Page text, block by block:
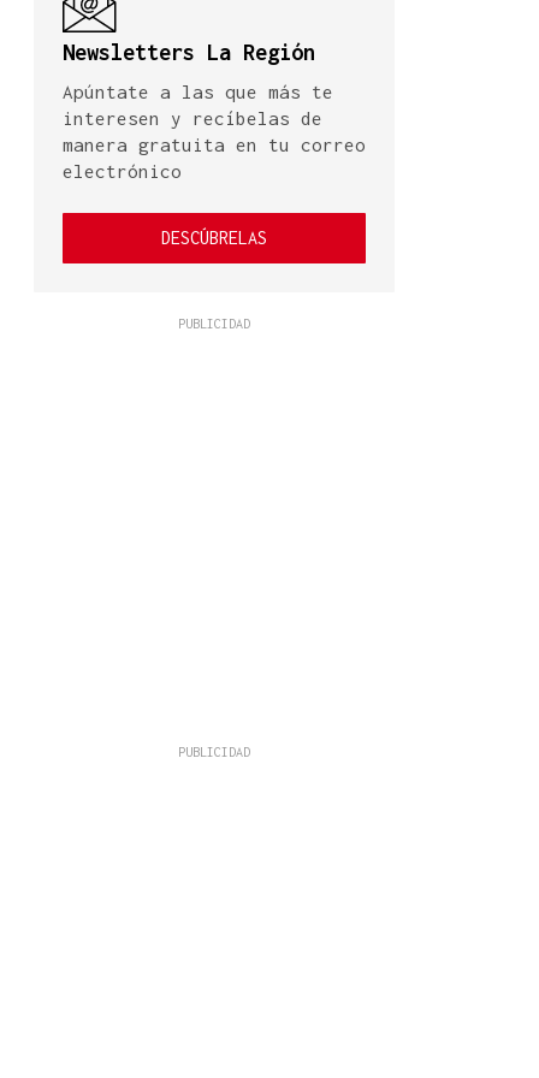
Newsletters La Región
Apúntate a las que más te
interesen y recíbelas de
manera gratuita en tu correo
electrónico
DESCÚBRELAS